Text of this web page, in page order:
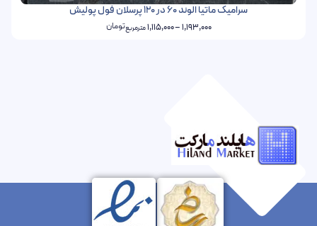
سرامیک ماتیا الوند 60 در 120 پرسلان فول پولیش
1,193,000
–
1,115,000مترمربعتومان